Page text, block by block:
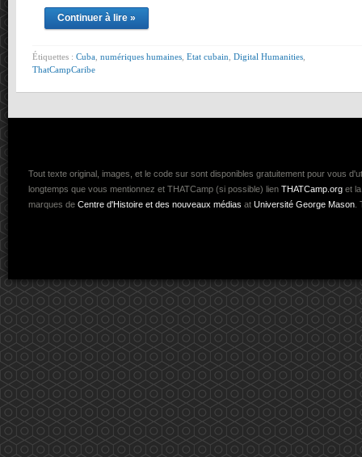
Continuer à lire »
Étiquettes : Cuba numériques humaines Etat cubain Digital Humanities
ThatCampCaribe
Tout texte original, images, et le code sur sont disponibles gratuitement pour vous
longtemps que vous mentionnez et THATCamp (si possible) lien THATCamp.org et
marques de Centre d'Histoire et des nouveaux médias at Université George Mason